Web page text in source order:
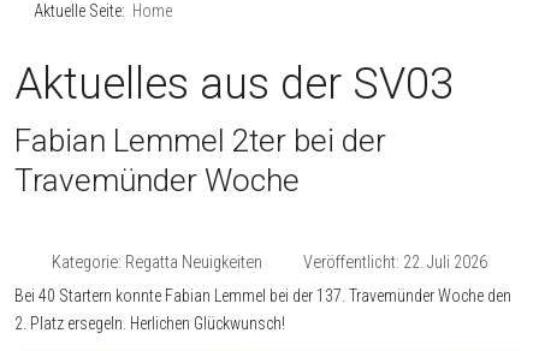
Aktuelle Seite: Home
Aktuelles aus der SV03
Fabian Lemmel 2ter bei der
Travemünder Woche
Kategorie: Regatta Neuigkeiten Veröffentlicht: 22. Juli 2026
Bei 40 Startern konnte Fabian Lemmel bei der 137. Travemünder Woche den
2. Platz ersegeln. Herlichen Glückwunsch!